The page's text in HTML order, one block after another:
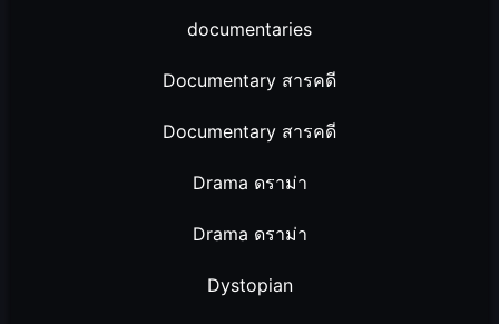
documentaries
Documentary สารคดี
Documentary สารคดี
Drama ดราม่า
Drama ดราม่า
Dystopian